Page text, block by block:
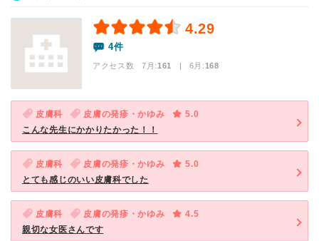
4.29
4件
アクセス数 7月:161 | 6月:168
皮膚科 皮膚の発疹・かゆみ
5.0
こんな先生にかかりたかった！！
皮膚科 皮膚の発疹・かゆみ
5.0
とても感じのいい皮膚科でした
皮膚科 皮膚の発疹・かゆみ
4.5
親切な女医さんです